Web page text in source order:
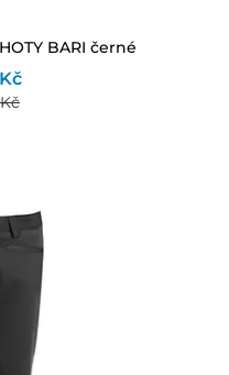
BARI černé